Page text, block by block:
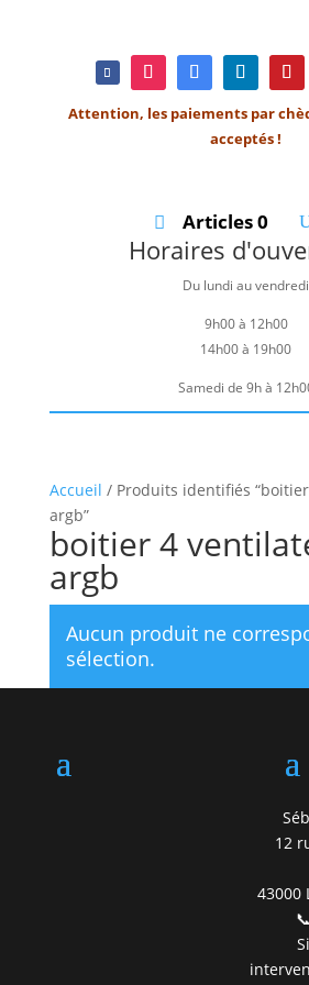
Attention, les paiements par
acceptés !
Articles 0
Horaires
Du lundi au vendredi
9h00 à 12h00
14h00 à 19h00
Samedi de 9h à
Accueil / Produits identifiés
argb”
boitier 4
argb
Aucun produit ne
sélection.
12
43000